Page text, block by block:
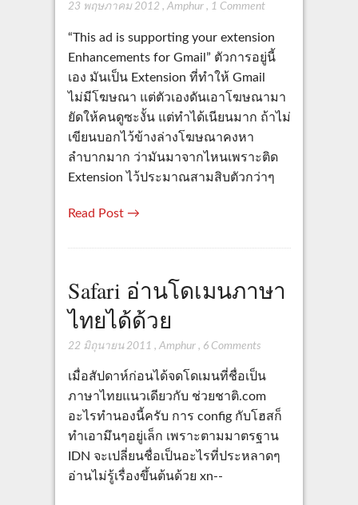
23 พฤษภาคม 2012 , Amphur, 1 Comment
“This ad is supporting your extension
Enhancements for Gmail” ตัวการอยู่นี้
เอง มันเป็น Extension ที่ทำให้ Gmail
ไม่มีโฆษณา แต่ตัวเองดันเอาโฆษณามา
ยัดให้คนดูซะงั้น แต่ทำได้เนียนมาก ถ้าไม่
เขียนบอกไว้ข้างล่างโฆษณาคงหา
ลำบากมาก ว่ามันมาจากไหนเพราะติด
Extension ไว้ประมาณสามสิบตัวกว่าๆ
Read Post →
Safari อ่านโดเมนภาษา
ไทยได้ด้วย
22 มิถุนายน 2011 , Amphur, 6 Comments
เมื่อสัปดาห์ก่อนได้จดโดเมนที่ชื่อเป็น
ภาษาไทยแนวเดียวกับ ช่วยชาติ.com
อะไรทำนองนี้ครับ การ config กับโฮสก็
ทำเอามึนๆอยู่เล็ก เพราะตามมาตรฐาน
IDN จะเปลี่ยนชื่อเป็นอะไรที่ประหลาดๆ
อ่านไม่รู้เรื่องขึ้นต้นด้วย xn--